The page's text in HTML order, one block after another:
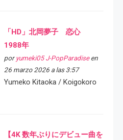
「HD」北岡夢子 恋心
1988年
por yumeki05 J-PopParadiseen
26 marzo 2026 a las 3:57
Yumeko Kitaoka / Koigokoro
【4K 数年ぶりにデビュー曲を